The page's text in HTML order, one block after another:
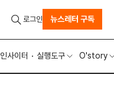
인사이터 실행도구 O'story
로그인 뉴스레터 구독